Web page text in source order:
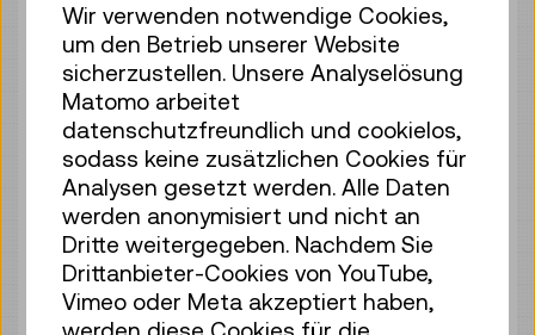
Sa 08.08. 16:00 – 16:40
Reservierung Kinderbereich
35 Plätze frei
€ 2,50
Tickets
Sa 08.08. 17:00–17:40
Reservierung Kinderbereich
35 Plätze frei
€ 2,50
Tickets
Wir verwenden notwendige Cookies,
um den Betrieb unserer Website
sicherzustellen. Unsere Analyselösung
Matomo arbeitet
datenschutzfreundlich und cookielos,
sodass keine zusätzlichen Cookies für
Analysen gesetzt werden. Alle Daten
werden anonymisiert und nicht an
Dritte weitergegeben. Nachdem Sie
Drittanbieter-Cookies von YouTube,
Vimeo oder Meta akzeptiert haben,
werden diese Cookies für die